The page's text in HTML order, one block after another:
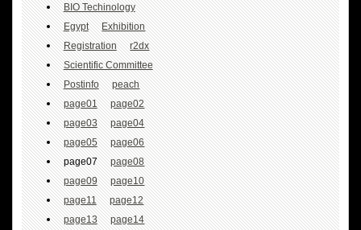
BIO Techinology
Egypt
Exhibition
Registration
r2dx
Scientific Committee
Postinfo
peach
page01
page02
page03
page04
page05
page06
page07
page08
page09
page10
page11
page12
page13
page14